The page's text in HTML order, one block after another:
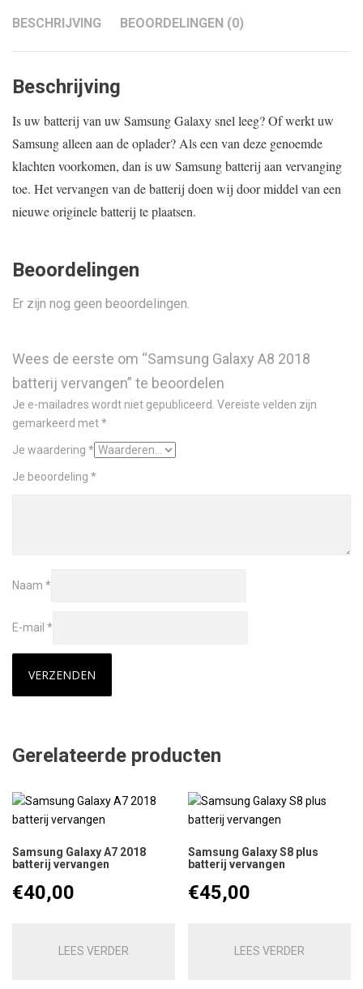
BESCHRIJVING BEOORDELINGEN (0)
Beschrijving
Is uw batterij van uw Samsung Galaxy snel leeg? Of werkt uw
Samsung alleen aan de oplader? Als een van deze genoemde
klachten voorkomen, dan is uw Samsung batterij aan vervanging
toe. Het vervangen van de batterij doen wij door middel van een
nieuwe originele batterij te plaatsen.
Beoordelingen
Er zijn nog geen beoordelingen.
Wees de eerste om “Samsung Galaxy A8 2018
batterij vervangen” te beoordelen
Je e-mailadres wordt niet gepubliceerd. Vereiste velden zijn
gemarkeerd met*
Je waardering *
Je beoordeling *
Naam *
E-mail *
Gerelateerde producten
Samsung Galaxy A7 2018
batterij vervangen
€40,00
LEES VERDER
Samsung Galaxy S8 plus
batterij vervangen
€45,00
LEES VERDER